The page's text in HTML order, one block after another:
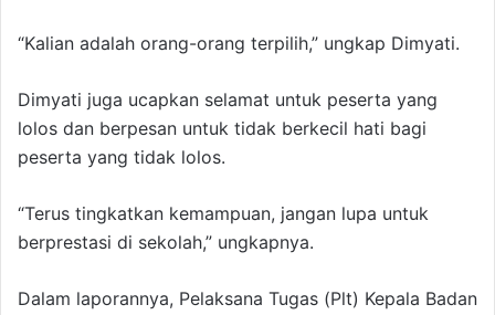
“Kalian adalah orang-orang terpilih,” ungkap Dimyati.
Dimyati juga ucapkan selamat untuk peserta yang
lolos dan berpesan untuk tidak berkecil hati bagi
peserta yang tidak lolos.
“Terus tingkatkan kemampuan, jangan lupa untuk
berprestasi di sekolah,” ungkapnya.
Dalam laporannya, Pelaksana Tugas (Plt) Kepala Badan